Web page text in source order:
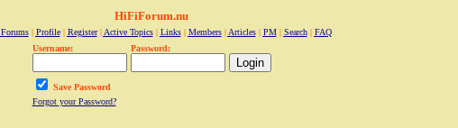
HiFiForum.nu
Forums| Profile| Register| Active Topics| Links| Members| Articles| PM| Search| FAQ
Username:
Password:
Save Password
Forgot your Password?